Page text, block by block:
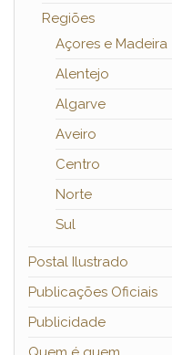
Regiões
Açores e Madeira
Alentejo
Algarve
Aveiro
Centro
Norte
Sul
Postal Ilustrado
Publicações Oficiais
Publicidade